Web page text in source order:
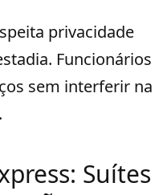
privacidade
Funcionários
sem interferir na
Suítes